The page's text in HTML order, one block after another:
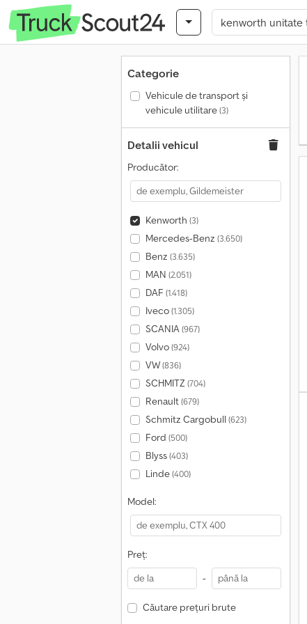
Categorie
Vehicule de transport şi
vehicule utilitare(3)
Detalii vehicul
Producător:
Kenworth (3)
Mercedes-Benz (3.650)
Benz (3.635)
MAN (2.051)
DAF (1.418)
Iveco(1.305)
SCANIA(967)
Volvo(924)
VW(836)
SCHMITZ(704)
Renault(679)
Schmitz Cargobull (623)
Ford (500)
Blyss(403)
Linde(400)
Model:
Preț:
-
Căutare prețuri brute